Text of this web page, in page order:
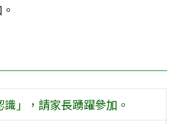
」，請家長踴躍參加。